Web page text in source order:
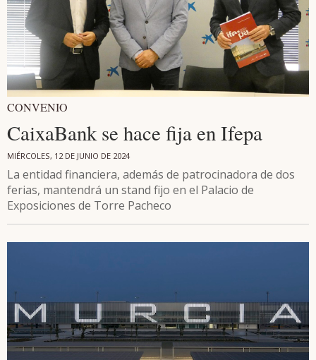
CONVENIO
CaixaBank se hace fija en Ifepa
MIÉRCOLES, 12 DE JUNIO DE 2024
La entidad financiera, además de patrocinadora de dos
ferias, mantendrá un stand fijo en el Palacio de
Exposiciones de Torre Pacheco